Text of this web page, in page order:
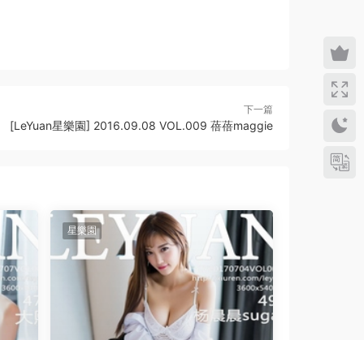
下一篇
[LeYuan星樂園] 2016.09.08 VOL.009 蓓蓓maggie
星樂園